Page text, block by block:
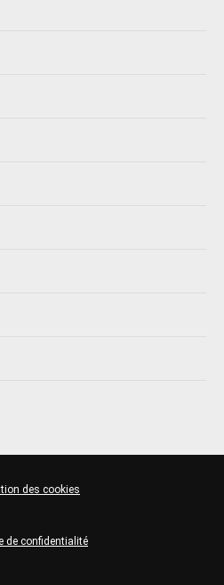
de confidentialité
des cookies